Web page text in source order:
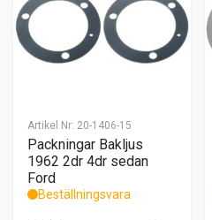
Artikel Nr: 20-1406-15
Packningar Bakljus
1962 2dr 4dr sedan
Ford
Beställningsvara